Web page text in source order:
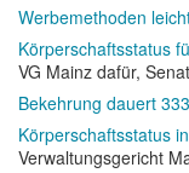
Werbemethoden
Körperschaftsstatus
VG Mainz dafür,
Bekehrung dauert
Körperschaftsstatus
Verwaltungsgericht